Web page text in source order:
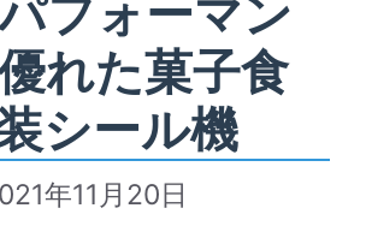
フォーマン
れた菓子食
シール機
年11月20日